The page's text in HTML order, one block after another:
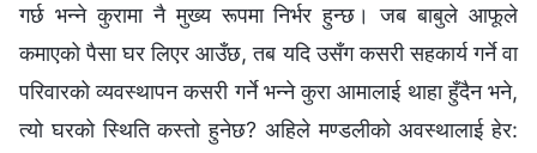
गर्छ भन्‍ने कुरामा नै मुख्य रूपमा निर्भर हुन्छ। जब बाबुले आफूले
कमाएको पैसा घर लिएर आउँछ, तब यदि उसँग कसरी सहकार्य गर्ने वा
परिवारको व्यवस्थापन कसरी गर्ने भन्‍ने कुरा आमालाई थाहा हुँदैन भने,
त्यो घरको स्थिति कस्तो हुनेछ? अहिले मण्डलीको अवस्थालाई हेर: